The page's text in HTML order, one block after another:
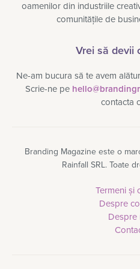
oamenilor din industriile
comunitățile de
Vrei să devii
Ne-am bucura să te avem
Scrie-ne pe
contacta
Branding Magazine este o
Rainfall SRL. Toate
Termeni și
Despre
Despre